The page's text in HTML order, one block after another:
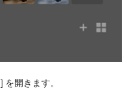
] を開きます。